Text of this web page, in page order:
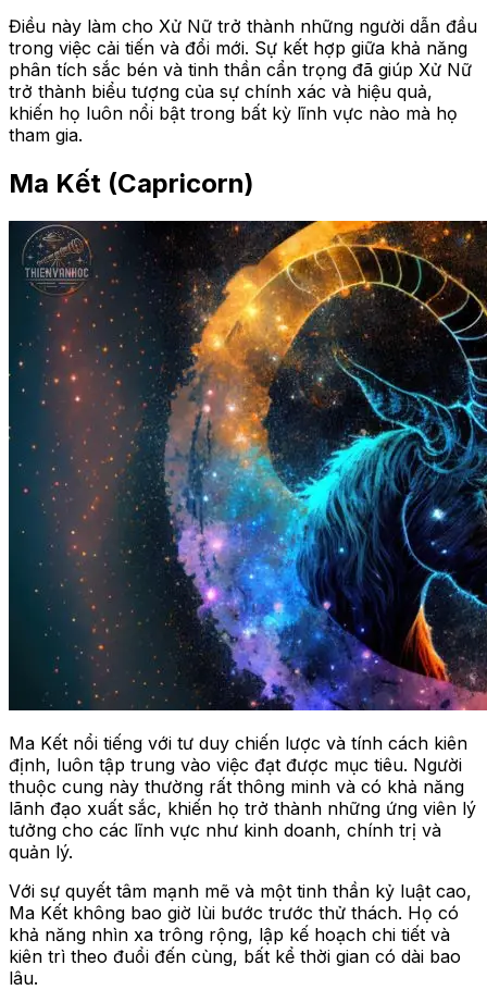
Điều này làm cho Xử Nữ trở thành những người dẫn đầu
trong việc cải tiến và đổi mới. Sự kết hợp giữa khả năng
phân tích sắc bén và tinh thần cẩn trọng đã giúp Xử Nữ
trở thành biểu tượng của sự chính xác và hiệu quả,
khiến họ luôn nổi bật trong bất kỳ lĩnh vực nào mà họ
tham gia.
Ma Kết (Capricorn)
Ma Kết nổi tiếng với tư duy chiến lược và tính cách kiên
định, luôn tập trung vào việc đạt được mục tiêu. Người
thuộc cung này thường rất thông minh và có khả năng
lãnh đạo xuất sắc, khiến họ trở thành những ứng viên lý
tưởng cho các lĩnh vực như kinh doanh, chính trị và
quản lý.
Với sự quyết tâm mạnh mẽ và một tinh thần kỷ luật cao,
Ma Kết không bao giờ lùi bước trước thử thách. Họ có
khả năng nhìn xa trông rộng, lập kế hoạch chi tiết và
kiên trì theo đuổi đến cùng, bất kể thời gian có dài bao
lâu.